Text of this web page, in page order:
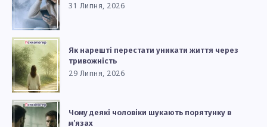
31 Липня, 2026
Як нарешті перестати уникати життя через
тривожність
29 Липня, 2026
Чому деякі чоловіки шукають порятунку в
м’язах